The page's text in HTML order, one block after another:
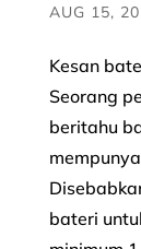
AUG 15,
Kesan
Seorang
beritahu
bateri